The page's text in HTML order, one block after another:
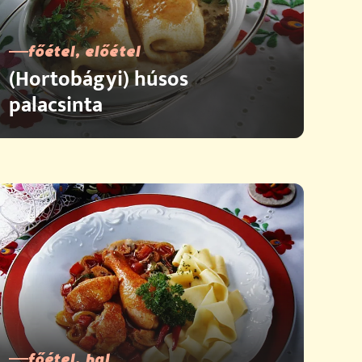
főétel, előétel
(Hortobágyi) húsos
palacsinta